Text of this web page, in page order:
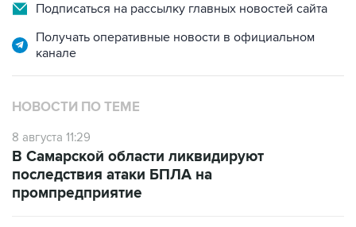
Подписаться на рассылку главных новостей сайта
Получать оперативные новости в официальном
канале
НОВОСТИ ПО ТЕМЕ
8 августа 11:29
В Самарской области ликвидируют
последствия атаки БПЛА на
промпредприятие